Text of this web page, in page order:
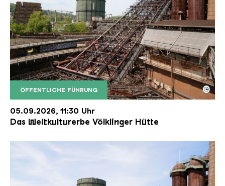
ÖFFENTLICHE FÜHRUNG
Der Erzschrägaufzug der Völklinger Hütte mit
Copyright: Weltkulturerbe Völklinger Hütte | Karl
©
05.09.2026, 11:30 Uhr
Das Weltkulturerbe Völklinger Hütte